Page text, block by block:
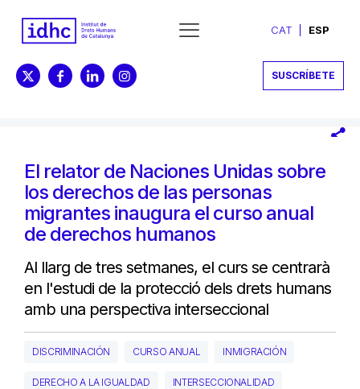
CAT ESP
SUSCRÍBETE
El relator de Naciones Unidas sobre
los derechos de las personas
migrantes inaugura el curso anual
de derechos humanos
Al llarg de tres setmanes, el curs se centrarà
en l'estudi de la protecció dels drets humans
amb una perspectiva interseccional
DISCRIMINACIÓN CURSO ANUAL INMIGRACIÓN
DERECHO A LA IGUALDAD INTERSECCIONALIDAD